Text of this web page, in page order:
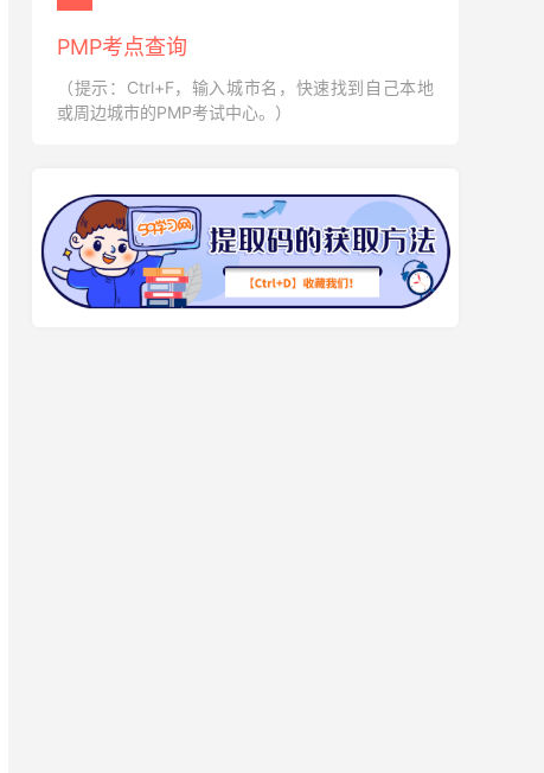
PMP考点查询
（提示：Ctrl+F，输入城市名，快速找到自己本地
或周边城市的PMP考试中心。）